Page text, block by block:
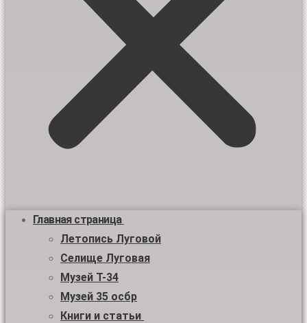
Главная страница
Летопись Луговой
Селище Луговая
Музей Т-34
Музей 35 осбр
Книги и статьи